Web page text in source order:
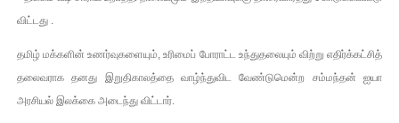
விட்டது .
தமிழ் மக்களின் உணர்வுகளையும், உரிமைப் போராட்ட உந்துதலையும் விற்று எதிர்க்கட்சித்
தலைவராக தனது இறுதிகாலத்தை வாழ்ந்துவிட வேண்டுமென்ற சம்மந்தன் ஐயா
அரசியல் இலக்கை அடைந்து விட்டார்.